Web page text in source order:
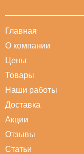
Главная
О компании
Цены
Товары
Наши работы
Доставка
Акции
Отзывы
Статьи